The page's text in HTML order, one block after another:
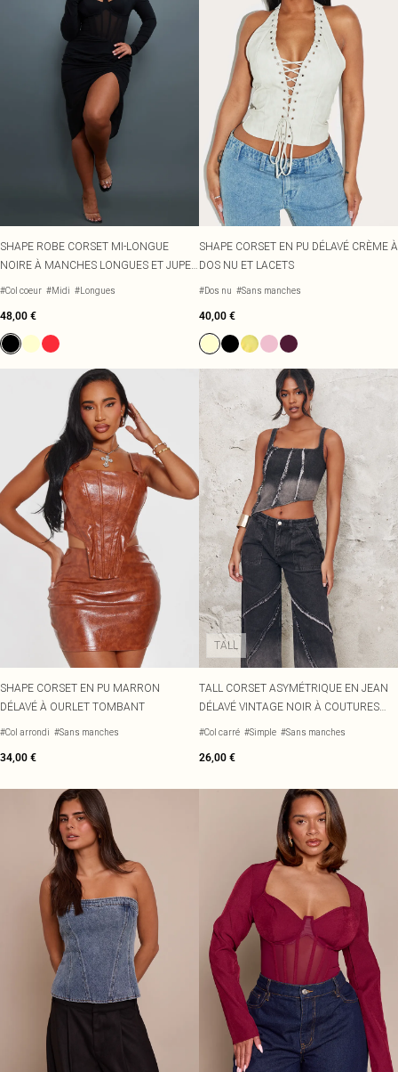
SHAPE ROBE CORSET MI-LONGUE
NOIRE À MANCHES LONGUES ET JUPE
FRONCÉE
#Col coeur #Midi #Longues
48,00 €
SHAPE CORSET EN PU DÉLAVÉ CRÈME À
DOS NU ET LACETS
#Dos nu #Sans manches
40,00 €
SHAPE CORSET EN PU MARRON
DÉLAVÉ À OURLET TOMBANT
#Col arrondi #Sans manches
34,00 €
TALL
TALL CORSET ASYMÉTRIQUE EN JEAN
DÉLAVÉ VINTAGE NOIR À COUTURES
ÉFFILOCHÉES
#Col carré #Simple #Sans manches
26,00 €